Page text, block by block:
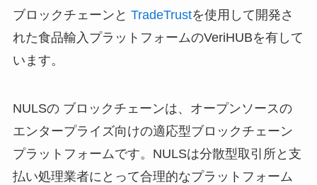
ブロックチェーンと TradeTrustを使用して開発さ
れた食品輸入プラットフォームのVeriHUBを有して
います。
NULSの ブロックチェーンは、オープンソースの
エンタープライズ向けの適応型ブロックチェーン
プラットフォームです。NULSは分散型取引所と支
払い処理業者にとって合理的なプラットフォーム